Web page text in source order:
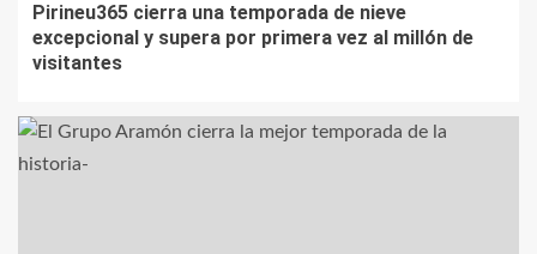
Pirineu365 cierra una temporada de nieve
excepcional y supera por primera vez al millón de
visitantes